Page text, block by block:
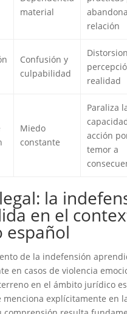
material
relación
Confusión y
culpabilidad
realidad
Miedo
constante
Paraliza
acción
temor a
la
en el
español
de la indefensión
en casos de violencia
en el ámbito jurídico
menciona explícitamente en